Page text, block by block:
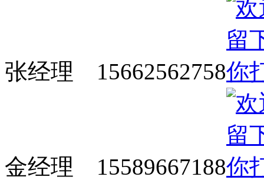
张经理 15662562758
金经理 15589667188